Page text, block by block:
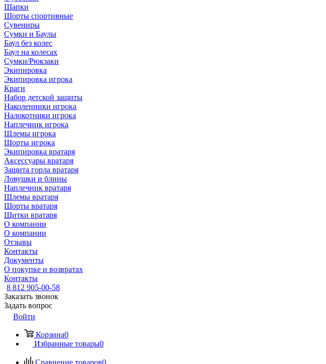
Шапки
Шорты спортивные
Сувениры
Сумки и Баулы
Баул без колес
Баул на колесах
Сумки/Рюкзаки
Экипировка
Экипировка игрока
Краги
Набор детской защиты
Наколенники игрока
Налокотники игрока
Наплечник игрока
Шлемы игрока
Шорты игрока
Экипировка вратаря
Аксессуары вратаря
Защита горла вратаря
Ловушки и блины
Наплечник вратаря
Шлемы вратаря
Шорты вратаря
Щитки вратаря
О компании
О компании
Отзывы
Контакты
Документы
О покупке и возвратах
Контакты
8 812 905-00-58
Заказать звонок
Задать вопрос
Войти
Корзина0
Избранные товары0
Сравнение товаров0